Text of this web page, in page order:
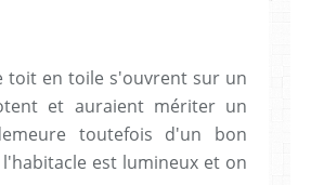
toit en toile s'ouvrent sur un
et auraient mériter un
toutefois d'un bon
est lumineux et on